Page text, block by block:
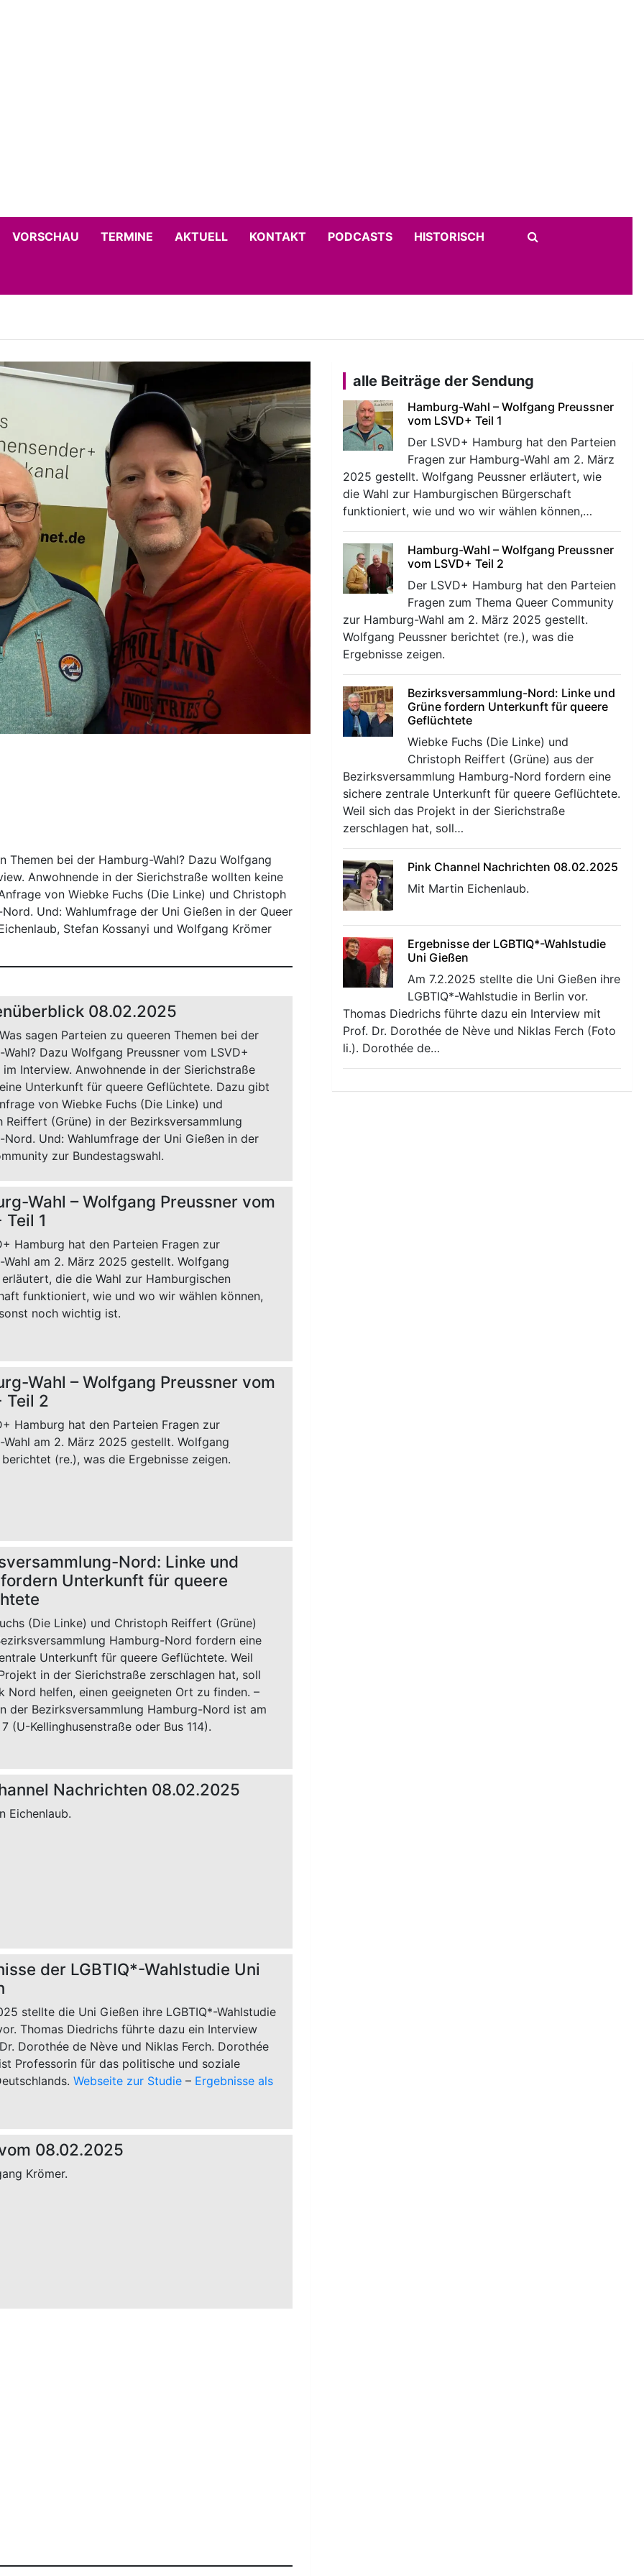
VORSCHAU TERMINE AKTUELL KONTAKT PODCASTS HISTORISCH
Themen bei der Hamburg-Wahl? Dazu Wolfgang
Anwohnende in der Sierichstraße wollten keine
von Wiebke Fuchs (Die Linke) und Christoph
Und: Wahlumfrage der Uni Gießen in der Queer
Stefan Kossanyi und Wolfgang Krömer
08.02.2025
sagen Parteien zu queeren Themen bei der
Dazu Wolfgang Preussner vom LSVD+
im Interview. Anwohnende in der Sierichstraße
Unterkunft für queere Geflüchtete. Dazu gibt
von Wiebke Fuchs (Die Linke) und
Reiffert (Grüne) in der Bezirksversammlung
Nord. Und: Wahlumfrage der Uni Gießen in der
zur Bundestagswahl.
Wahl – Wolfgang Preussner vom
Teil 1
Hamburg hat den Parteien Fragen zur
Wahl am 2. März 2025 gestellt. Wolfgang
erläutert, die die Wahl zur Hamburgischen
funktioniert, wie und wo wir wählen können,
noch wichtig ist.
Wahl – Wolfgang Preussner vom
Teil 2
Hamburg hat den Parteien Fragen zur
Wahl am 2. März 2025 gestellt. Wolfgang
berichtet (re.), was die Ergebnisse zeigen.
Nord: Linke und
Unterkunft für queere
(Die Linke) und Christoph Reiffert (Grüne)
Hamburg-Nord fordern eine
Unterkunft für queere Geflüchtete. Weil
in der Sierichstraße zerschlagen hat, soll
Nord helfen, einen geeigneten Ort zu finden. –
der Bezirksversammlung Hamburg-Nord ist am
(U-Kellinghusenstraße oder Bus 114).
Nachrichten 08.02.2025
Eichenlaub.
der LGBTIQ*-Wahlstudie Uni
stellte die Uni Gießen ihre LGBTIQ*-Wahlstudie
Thomas Diedrichs führte dazu ein Interview
Dorothée de Nève und Niklas Ferch. Dorothée
Professorin für das politische und soziale
Webseite zur Studie– Ergebnisse als
08.02.2025
Krömer.
alle Beiträge der Sendung
Hamburg-Wahl – Wolfgang Preussner
vom LSVD+ Teil 1
Der LSVD+ Hamburg hat den Parteien
Fragen zur Hamburg-Wahl am 2. März
2025 gestellt. Wolfgang Peussner erläutert, wie
die Wahl zur Hamburgischen Bürgerschaft
funktioniert, wie und wo wir wählen können,…
Hamburg-Wahl – Wolfgang Preussner
vom LSVD+ Teil 2
Der LSVD+ Hamburg hat den Parteien
Fragen zum Thema Queer Community
zur Hamburg-Wahl am 2. März 2025 gestellt.
Wolfgang Peussner berichtet (re.), was die
Ergebnisse zeigen.
Bezirksversammlung-Nord: Linke und
Grüne fordern Unterkunft für queere
Geflüchtete
Wiebke Fuchs (Die Linke) und
Christoph Reiffert (Grüne) aus der
Bezirksversammlung Hamburg-Nord fordern eine
sichere zentrale Unterkunft für queere Geflüchtete.
Weil sich das Projekt in der Sierichstraße
zerschlagen hat, soll…
Pink Channel Nachrichten 08.02.2025
Mit Martin Eichenlaub.
Ergebnisse der LGBTIQ*-Wahlstudie
Uni Gießen
Am 7.2.2025 stellte die Uni Gießen ihre
LGBTIQ*-Wahlstudie in Berlin vor.
Thomas Diedrichs führte dazu ein Interview mit
Prof. Dr. Dorothée de Nève und Niklas Ferch (Foto
li.). Dorothée de…